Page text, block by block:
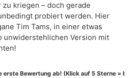
kriegen – doch gerade
probiert werden. Hier
Tim Tams, in einer etwas
unwiderstehlichen Version mit
erste Bewertung ab! (Klick auf 5 Sterne =